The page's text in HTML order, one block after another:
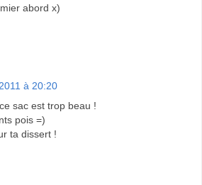
abord x)
à 20:20
sac est trop beau !
pois =)
ta dissert !